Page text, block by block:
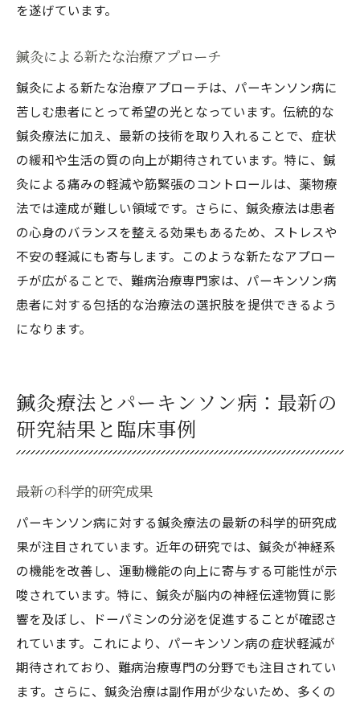
を遂げています。
鍼灸による新たな治療アプローチ
鍼灸による新たな治療アプローチは、パーキンソン病に
苦しむ患者にとって希望の光となっています。伝統的な
鍼灸療法に加え、最新の技術を取り入れることで、症状
の緩和や生活の質の向上が期待されています。特に、鍼
灸による痛みの軽減や筋緊張のコントロールは、薬物療
法では達成が難しい領域です。さらに、鍼灸療法は患者
の心身のバランスを整える効果もあるため、ストレスや
不安の軽減にも寄与します。このような新たなアプロー
チが広がることで、難病治療専門家は、パーキンソン病
患者に対する包括的な治療法の選択肢を提供できるよう
になります。
鍼灸療法とパーキンソン病：最新の
研究結果と臨床事例
最新の科学的研究成果
パーキンソン病に対する鍼灸療法の最新の科学的研究成
果が注目されています。近年の研究では、鍼灸が神経系
の機能を改善し、運動機能の向上に寄与する可能性が示
唆されています。特に、鍼灸が脳内の神経伝達物質に影
響を及ぼし、ドーパミンの分泌を促進することが確認さ
れています。これにより、パーキンソン病の症状軽減が
期待されており、難病治療専門の分野でも注目されてい
ます。さらに、鍼灸治療は副作用が少ないため、多くの